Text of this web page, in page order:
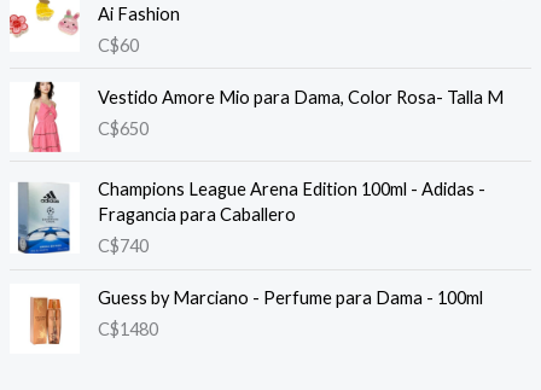
Ai Fashion
C$60
Vestido Amore Mio para Dama, Color Rosa- Talla M
C$650
Champions League Arena Edition 100ml - Adidas -
Fragancia para Caballero
C$740
Guess by Marciano - Perfume para Dama - 100ml
C$1480